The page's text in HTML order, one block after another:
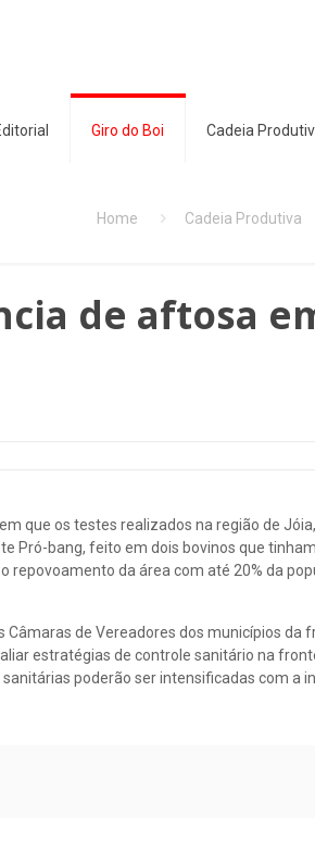
Giro do Boi Cadeia
Home Cadeia Produtiva
de aftosa
que os testes realizados na região de
Pró-bang, feito em dois bovinos que
da área com até 20% da
de Vereadores dos municípios da
estratégias de controle sanitário na
poderão ser intensificadas com a